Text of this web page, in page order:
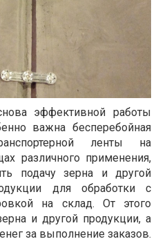
эффективной работы
важна бесперебойная
ленты на
различного применения,
подачу зерна и другой
для обработки с
на склад. От этого
и другой продукции, а
за выполнение заказов.